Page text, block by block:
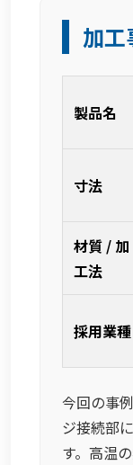
加工
製品名
寸法
材質 / 加
工法
採用業種
今回の事
ジ接続部
す。高温